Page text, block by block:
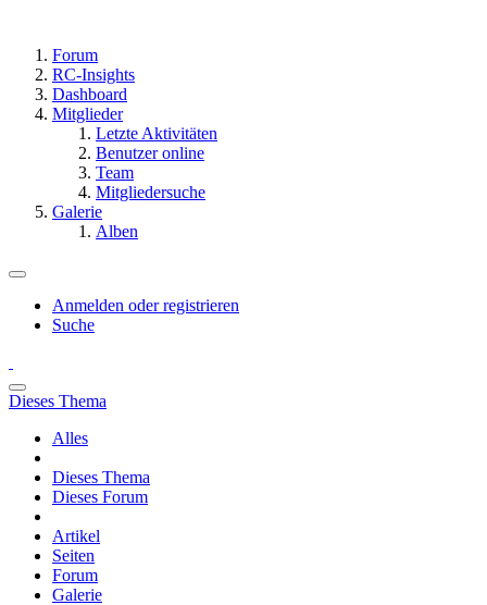
Forum
RC-Insights
Dashboard
Mitglieder
Letzte Aktivitäten
Benutzer online
Team
Mitgliedersuche
Galerie
Alben
Anmelden oder registrieren
Suche
Dieses Thema
Alles
Dieses Thema
Dieses Forum
Artikel
Seiten
Forum
Galerie